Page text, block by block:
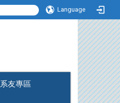
Language
系友專區